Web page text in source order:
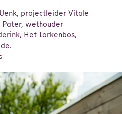
projectleider Vitale
wethouder
Het Lorkenbos,